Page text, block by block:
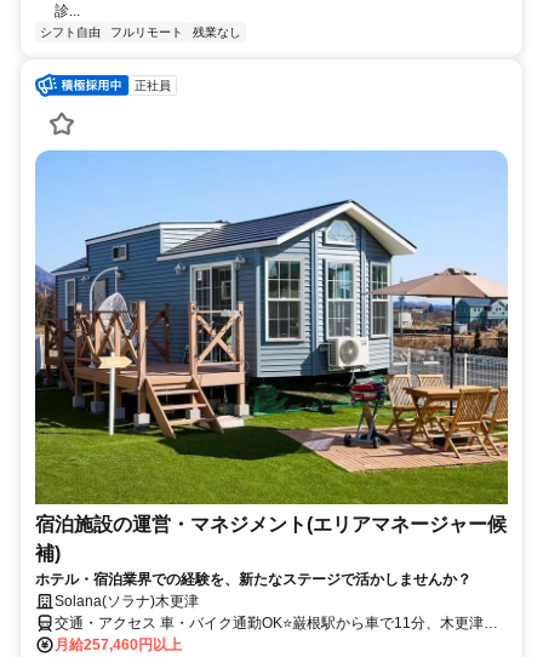
診...
シフト自由 フルリモート 残業なし
正社員
宿泊施設の運営・マネジメント(エリアマネージャー候
補)
ホテル・宿泊業界での経験を、新たなステージで活かしませんか？
Solana(ソラナ)木更津
交通・アクセス 車・バイク通勤OK⭐巌根駅から車で11分、木更津金
田ICから車で10分
月給257,460円以上